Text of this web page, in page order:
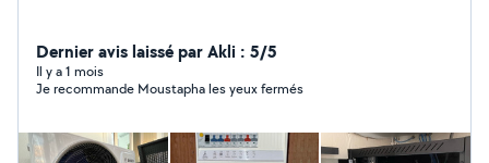
Dernier avis laissé par Akli : 5/5
Il y a 1 mois
Je recommande Moustapha les yeux fermés